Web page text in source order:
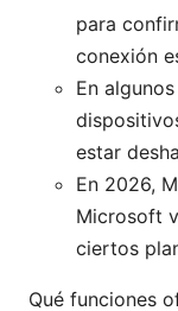
para
conexión
En
estar
En 2026,
Microsoft
ciertos
Qué funciones